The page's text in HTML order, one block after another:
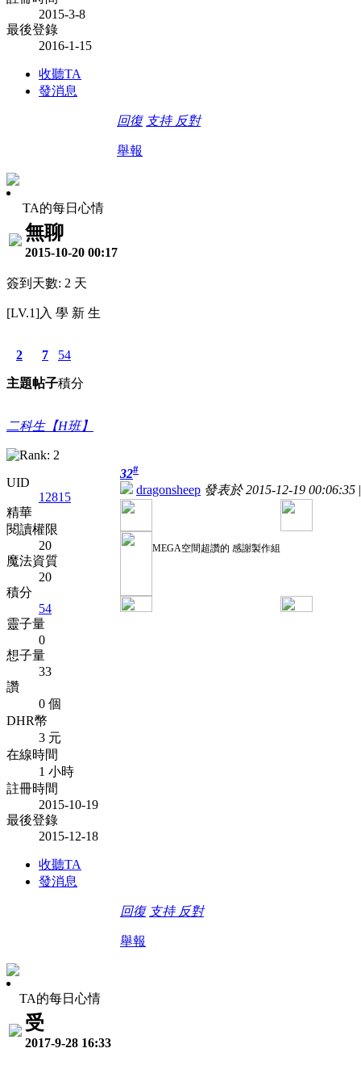
2015-3-8
最後登錄
2016-1-15
收聽TA
發消息
回復 支持 反對
舉報
TA的每日心情
無聊
2015-10-20 00:17
簽到天數: 2 天
[LV.1]入 學 新 生
2
主題
7
帖子
54
積分
二科生【H班】
UID
12815
精華
閱讀權限
20
魔法資質
20
積分
54
靈子量
0
想子量
33
讚
0 個
DHR幣
3 元
在線時間
1 小時
註冊時間
2015-10-19
最後登錄
2015-12-18
收聽TA
發消息
32#
dragonsheep 發表於 2015-12-19 00:06:35 |
MEGA空間超讚的 感謝製作組
回復 支持 反對
舉報
TA的每日心情
受
2017-9-28 16:33